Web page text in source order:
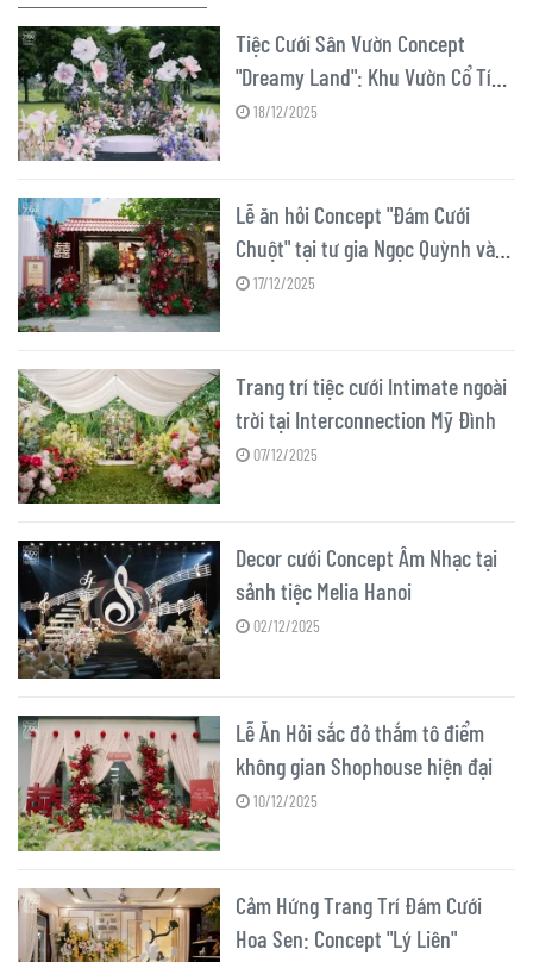
Tiệc Cưới Sân Vườn Concept
"Dreamy Land": Khu Vườn Cổ Tích
Tại Nắng Sông Hồng
18/12/2025
Lễ ăn hỏi Concept "Đám Cưới
Chuột" tại tư gia Ngọc Quỳnh và
Minh Hoàng
17/12/2025
Trang trí tiệc cưới Intimate ngoài
trời tại Interconnection Mỹ Đình
07/12/2025
Decor cưới Concept Âm Nhạc tại
sảnh tiệc Melia Hanoi
02/12/2025
Lễ Ăn Hỏi sắc đỏ thắm tô điểm
không gian Shophouse hiện đại
10/12/2025
Cảm Hứng Trang Trí Đám Cưới
Hoa Sen: Concept "Lý Liên"